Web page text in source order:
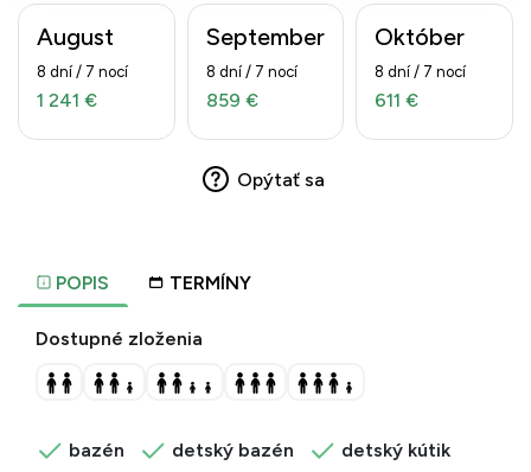
POPIS TERMÍNY
Dostupné zloženia
bazén detský bazén
detský kútik
August
8 dní / 7 nocí
1 241 €
September
8 dní / 7 nocí
859 €
Október
8 dní / 7 nocí
611 €
Opýtať sa